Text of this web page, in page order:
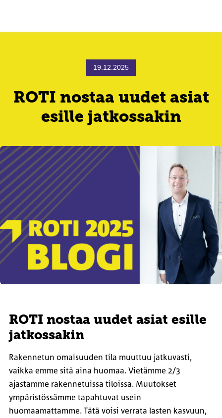
19.12.2025
ROTI nostaa uudet asiat
esille jatkossakin
ROTI nostaa uudet asiat esille
jatkossakin
Rakennetun omaisuuden tila muuttuu jatkuvasti,
vaikka emme sitä aina huomaa. Vietämme 2/3
ajastamme rakennetuissa tiloissa. Muutokset
ympäristössämme tapahtuvat usein
huomaamattamme. Tätä voisi verrata lasten kasvuun,